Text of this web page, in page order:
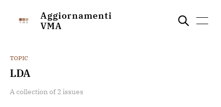
Aggiornamenti
VMA
TOPIC
LDA
A collection of 2 issues